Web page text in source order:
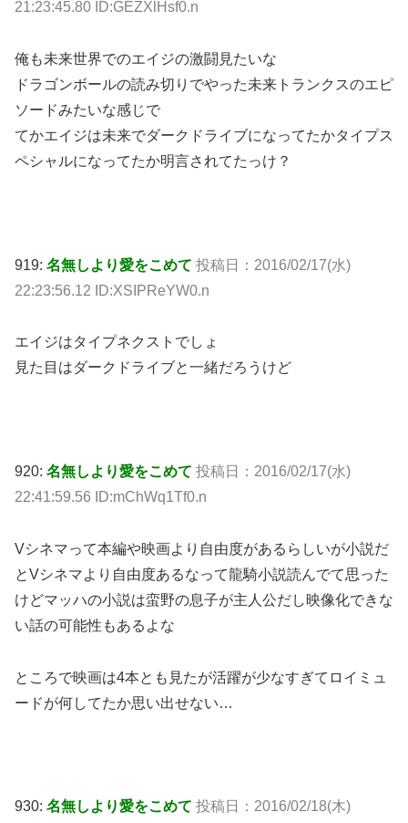
21:23:45.80 ID:GEZXlHsf0.n
俺も未来世界でのエイジの激闘見たいな
ドラゴンボールの読み切りでやった未来トランクスのエピ
ソードみたいな感じで
てかエイジは未来でダークドライブになってたかタイプス
ペシャルになってたか明言されてたっけ？
919: 名無しより愛をこめて 投稿日：2016/02/17(水)
22:23:56.12 ID:XSIPReYW0.n
エイジはタイプネクストでしょ
見た目はダークドライブと一緒だろうけど
920: 名無しより愛をこめて 投稿日：2016/02/17(水)
22:41:59.56 ID:mChWq1Tf0.n
Vシネマって本編や映画より自由度があるらしいが小説だ
とVシネマより自由度あるなって龍騎小説読んでて思った
けどマッハの小説は蛮野の息子が主人公だし映像化できな
い話の可能性もあるよな
ところで映画は4本とも見たが活躍が少なすぎてロイミュ
ードが何してたか思い出せない…
930: 名無しより愛をこめて 投稿日：2016/02/18(木)